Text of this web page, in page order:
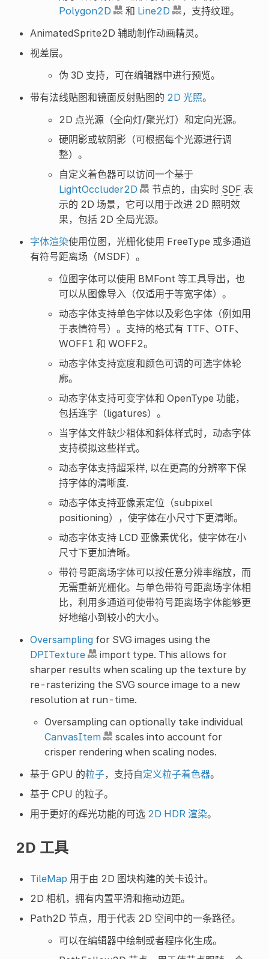
Polygon2D
和 Line2D
，支持纹理。
AnimatedSprite2D 辅助制作动画精灵。
视差层。
伪 3D 支持，可在编辑器中进行预览。
带有法线贴图和镜面反射贴图的 2D 光照。
2D 点光源（全向灯/聚光灯）和定向光源。
硬阴影或软阴影（可根据每个光源进行调
整）。
自定义着色器可以访问一个基于
LightOccluder2D
节点的，由实时 SDF 表
示的 2D 场景，它可以用于改进 2D 照明效
果，包括 2D 全局光源。
字体渲染使用位图，光栅化使用 FreeType 或多通道
有符号距离场（MSDF）。
位图字体可以使用 BMFont 等工具导出，也
可以从图像导入（仅适用于等宽字体）。
动态字体支持单色字体以及彩色字体（例如用
于表情符号）。支持的格式有 TTF、OTF、
WOFF1 和 WOFF2。
动态字体支持宽度和颜色可调的可选字体轮
廓。
动态字体支持可变字体和 OpenType 功能，
包括连字（ligatures）。
当字体文件缺少粗体和斜体样式时，动态字体
支持模拟这些样式。
动态字体支持超采样, 以在更高的分辨率下保
持字体的清晰度.
动态字体支持亚像素定位（subpixel
positioning），使字体在小尺寸下更清晰。
动态字体支持 LCD 亚像素优化，使字体在小
尺寸下更加清晰。
带符号距离场字体可以按任意分辨率缩放，而
无需重新光栅化。与单色带符号距离场字体相
比，利用多通道可使带符号距离场字体能够更
好地缩小到较小的大小。
Oversamplingfor SVG images using the
DPITexture
import type. This allows for
sharper results when scaling up the texture by
re-rasterizing the SVG source image to a new
resolution at run-time.
Oversampling can optionally take individual
CanvasItem
scales into account for
crisper rendering when scaling nodes.
基于 GPU 的粒子，支持自定义粒子着色器。
基于 CPU 的粒子。
用于更好的辉光功能的可选 2D HDR 渲染。
2D 工具
TileMap 用于由 2D 图块构建的关卡设计。
2D 相机，拥有内置平滑和拖动边距。
Path2D 节点，用于代表 2D 空间中的一条路径。
可以在编辑器中绘制或者程序化生成。